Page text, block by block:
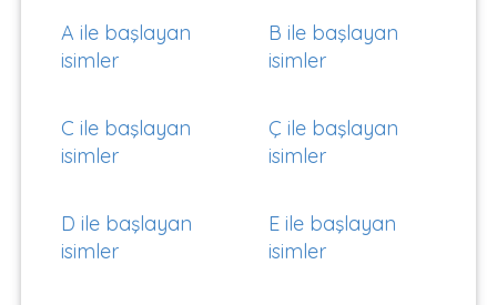
A ile başlayan
isimler
B ile başlayan
isimler
C ile başlayan
isimler
Ç ile başlayan
isimler
D ile başlayan
isimler
E ile başlayan
isimler